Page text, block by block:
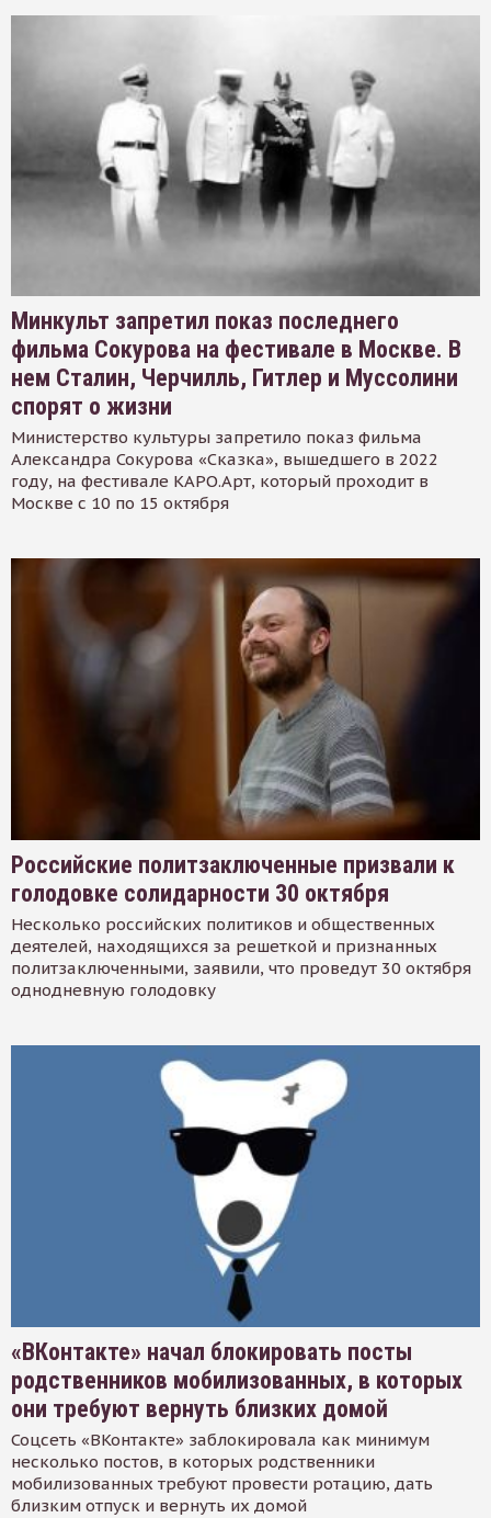
Минкульт запретил показ последнего
фильма Сокурова на фестивале в Москве. В
нем Сталин, Черчилль, Гитлер и Муссолини
спорят о жизни
Министерство культуры запретило показ фильма
Александра Сокурова «Сказка», вышедшего в 2022
году, на фестивале КАРО.Арт, который проходит в
Москве с 10 по 15 октября
Российские политзаключенные призвали к
голодовке солидарности 30 октября
Несколько российских политиков и общественных
деятелей, находящихся за решеткой и признанных
политзаключенными, заявили, что проведут 30 октября
однодневную голодовку
«ВКонтакте» начал блокировать посты
родственников мобилизованных, в которых
они требуют вернуть близких домой
Соцсеть «ВКонтакте» заблокировала как минимум
несколько постов, в которых родственники
мобилизованных требуют провести ротацию, дать
близким отпуск и вернуть их домой